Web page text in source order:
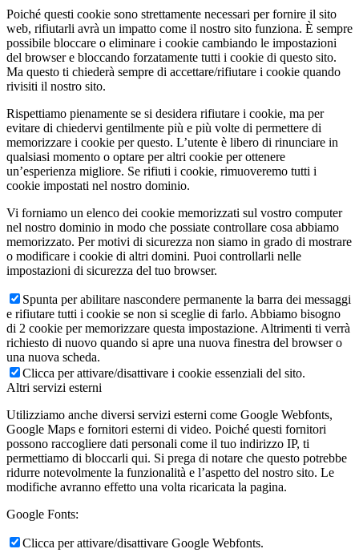
Poiché questi cookie sono strettamente necessari per fornire il sito
web, rifiutarli avrà un impatto come il nostro sito funziona. È sempre
possibile bloccare o eliminare i cookie cambiando le impostazioni
del browser e bloccando forzatamente tutti i cookie di questo sito.
Ma questo ti chiederà sempre di accettare/rifiutare i cookie quando
rivisiti il nostro sito.
Rispettiamo pienamente se si desidera rifiutare i cookie, ma per
evitare di chiedervi gentilmente più e più volte di permettere di
memorizzare i cookie per questo. L’utente è libero di rinunciare in
qualsiasi momento o optare per altri cookie per ottenere
un’esperienza migliore. Se rifiuti i cookie, rimuoveremo tutti i
cookie impostati nel nostro dominio.
Vi forniamo un elenco dei cookie memorizzati sul vostro computer
nel nostro dominio in modo che possiate controllare cosa abbiamo
memorizzato. Per motivi di sicurezza non siamo in grado di mostrare
o modificare i cookie di altri domini. Puoi controllarli nelle
impostazioni di sicurezza del tuo browser.
Spunta per abilitare nascondere permanente la barra dei messaggi
e rifiutare tutti i cookie se non si sceglie di farlo. Abbiamo bisogno
di 2 cookie per memorizzare questa impostazione. Altrimenti ti verrà
richiesto di nuovo quando si apre una nuova finestra del browser o
una nuova scheda.
Clicca per attivare/disattivare i cookie essenziali del sito.
Altri servizi esterni
Utilizziamo anche diversi servizi esterni come Google Webfonts,
Google Maps e fornitori esterni di video. Poiché questi fornitori
possono raccogliere dati personali come il tuo indirizzo IP, ti
permettiamo di bloccarli qui. Si prega di notare che questo potrebbe
ridurre notevolmente la funzionalità e l’aspetto del nostro sito. Le
modifiche avranno effetto una volta ricaricata la pagina.
Google Fonts:
Clicca per attivare/disattivare Google Webfonts.